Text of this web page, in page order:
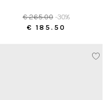
€ 265.00 -30%
€ 185.50